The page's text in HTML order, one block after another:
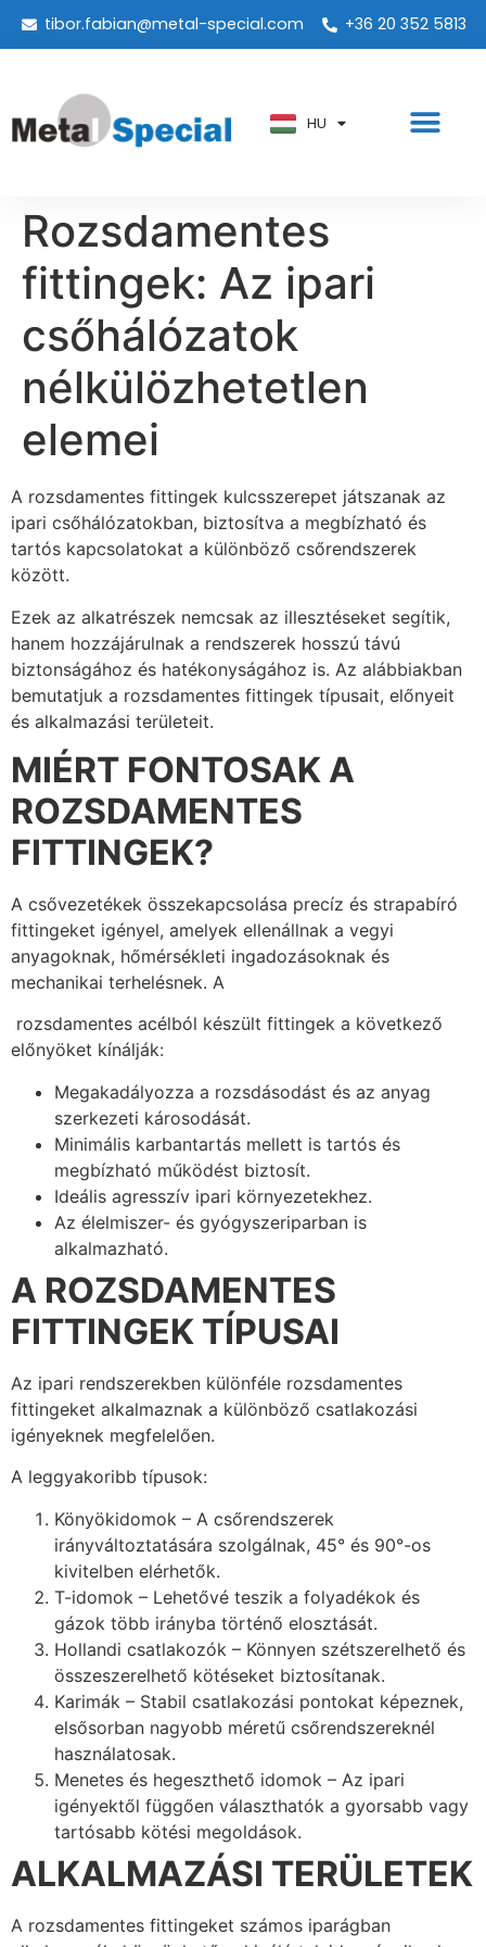
tibor.fabian@metal-special.com +36 20 352 5813
HU
PT
AR
Rozsdamentes
fittingek: Az ipari
csőhálózatok
nélkülözhetetlen
elemei
A rozsdamentes fittingek kulcsszerepet játszanak az
ipari csőhálózatokban, biztosítva a megbízható és
tartós kapcsolatokat a különböző csőrendszerek
között.
Ezek az alkatrészek nemcsak az illesztéseket segítik,
hanem hozzájárulnak a rendszerek hosszú távú
biztonságához és hatékonyságához is. Az alábbiakban
bemutatjuk a rozsdamentes fittingek típusait, előnyeit
és alkalmazási területeit.
MIÉRT FONTOSAK A
ROZSDAMENTES
FITTINGEK?
A csővezetékek összekapcsolása precíz és strapabíró
fittingeket igényel, amelyek ellenállnak a vegyi
anyagoknak, hőmérsékleti ingadozásoknak és
mechanikai terhelésnek. A
rozsdamentes acélból készült fittingek a következő
előnyöket kínálják:
Megakadályozza a rozsdásodást és az anyag
szerkezeti károsodását.
Minimális karbantartás mellett is tartós és
megbízható működést biztosít.
Ideális agresszív ipari környezetekhez.
Az élelmiszer- és gyógyszeriparban is
alkalmazható.
A ROZSDAMENTES
FITTINGEK TÍPUSAI
Az ipari rendszerekben különféle rozsdamentes
fittingeket alkalmaznak a különböző csatlakozási
igényeknek megfelelően.
A leggyakoribb típusok:
Könyökidomok – A csőrendszerek
irányváltoztatására szolgálnak, 45° és 90°-os
kivitelben elérhetők.
T-idomok – Lehetővé teszik a folyadékok és
gázok több irányba történő elosztását.
Hollandi csatlakozók – Könnyen szétszerelhető és
összeszerelhető kötéseket biztosítanak.
Karimák – Stabil csatlakozási pontokat képeznek,
elsősorban nagyobb méretű csőrendszereknél
használatosak.
Menetes és hegeszthető idomok – Az ipari
igényektől függően választhatók a gyorsabb vagy
tartósabb kötési megoldások.
ALKALMAZÁSI TERÜLETEK
A rozsdamentes fittingeket számos iparágban